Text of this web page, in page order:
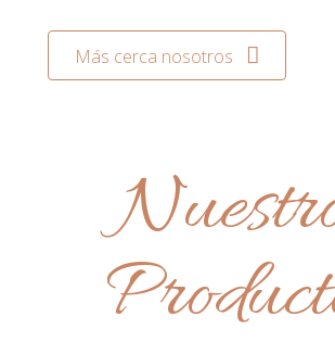
Más cerca nosotros